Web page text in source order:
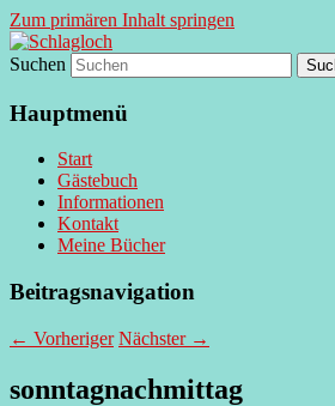
Zum primären Inhalt springen
Schlagloch
supersberger taggedanken
Suchen
Hauptmenü
Start
Gästebuch
Informationen
Kontakt
Meine Bücher
Beitragsnavigation
← Vorheriger Nächster →
sonntagnachmittag